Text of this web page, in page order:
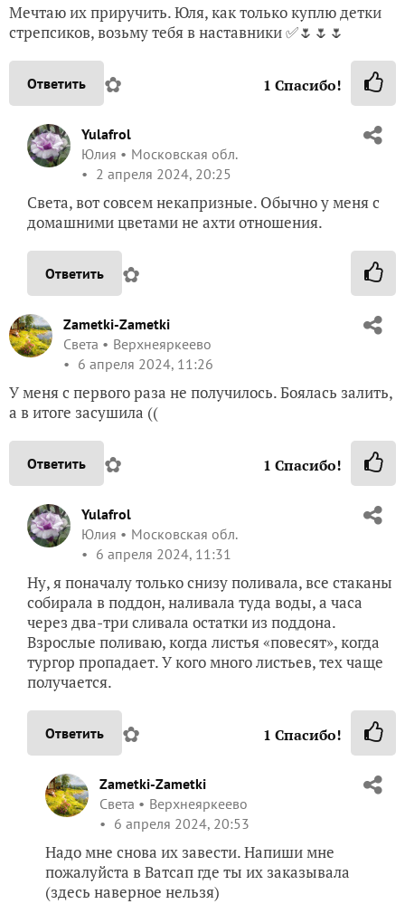
Мечтаю их приручить. Юля, как только куплю детки
стрепсиков, возьму тебя в наставники ✅🌷🌷🌷
Ответить ✿ 1 Спасибо!
Yulafrol
Юлия
Московская обл.
2 апреля 2024, 20:25
Света, вот совсем некапризные. Обычно у меня с
домашними цветами не ахти отношения.
Ответить ✿
Zametki-Zametki
Света
Верхнеяркеево
6 апреля 2024, 11:26
У меня с первого раза не получилось. Боялась залить,
а в итоге засушила ((
Ответить ✿ 1 Спасибо!
Yulafrol
Юлия
Московская обл.
6 апреля 2024, 11:31
Ну, я поначалу только снизу поливала, все стаканы
собирала в поддон, наливала туда воды, а часа
через два-три сливала остатки из поддона.
Взрослые поливаю, когда листья «повесят», когда
тургор пропадает. У кого много листьев, тех чаще
получается.
Ответить ✿ 1 Спасибо!
Zametki-Zametki
Света
Верхнеяркеево
6 апреля 2024, 20:53
Надо мне снова их завести. Напиши мне
пожалуйста в Ватсап где ты их заказывала
(здесь наверное нельзя)